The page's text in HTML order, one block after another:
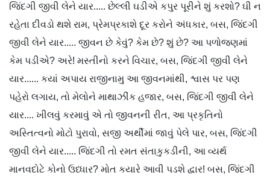
જિંદગી જીવી લેને યાર..... છેલ્લી ઘડીએ કપુર પૂરીને શું કરશો? ઘી ન
રહેતા દીવડો થશે રામ, પ્રેમપ્રકાશે દૂર કરોને અંધકાર, બસ, જિંદગી
જીવી લેને યાર..... જીવન છે કેવું? કેમ છે? શું છે? આ પળોજણમાં
કેમ પડીએ? અરે! મસ્તીનો કરને વિચાર, બસ, જિંદગી જીવી લેને
યાર...... કયાં અપાય રાજીનામુ આ જીવનમાંથી, શ્વાસ પર પણ
પહેરો લગાય, તો મેલોને માથાઝીંક હજાર, બસ, જિંદગી જીવી લેને
યાર.... ખીલવું કરમાવું એ તો જીવનની રીત, આ પ્રકૃતિનો
અસ્તિત્વનો મોટો પુરાવો, સજી અર્થીમાં જાવું પેલે પાર, બસ, જિંદગી
જીવી લેને યાર..... જિંદગી તો રમત સંતાકુકડીની, આ વ્યર્થ
માનવદોટે કોનો ઉધ્ધાર? મોત કયારે આવી પડશે દ્વાર! બસ, જિંદગી